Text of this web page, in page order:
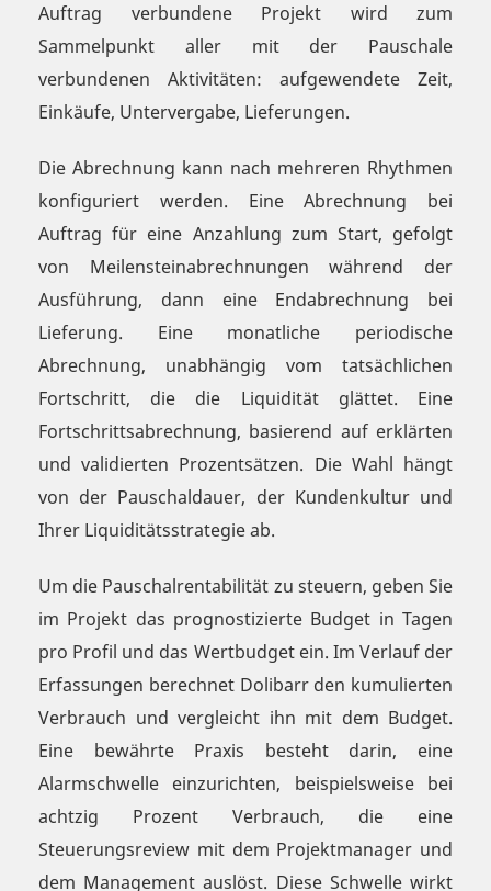
Auftrag verbundene Projekt wird zum
Sammelpunkt aller mit der Pauschale
verbundenen Aktivitäten: aufgewendete Zeit,
Einkäufe, Untervergabe, Lieferungen.
Die Abrechnung kann nach mehreren Rhythmen
konfiguriert werden. Eine Abrechnung bei
Auftrag für eine Anzahlung zum Start, gefolgt
von Meilensteinabrechnungen während der
Ausführung, dann eine Endabrechnung bei
Lieferung. Eine monatliche periodische
Abrechnung, unabhängig vom tatsächlichen
Fortschritt, die die Liquidität glättet. Eine
Fortschrittsabrechnung, basierend auf erklärten
und validierten Prozentsätzen. Die Wahl hängt
von der Pauschaldauer, der Kundenkultur und
Ihrer Liquiditätsstrategie ab.
Um die Pauschalrentabilität zu steuern, geben Sie
im Projekt das prognostizierte Budget in Tagen
pro Profil und das Wertbudget ein. Im Verlauf der
Erfassungen berechnet Dolibarr den kumulierten
Verbrauch und vergleicht ihn mit dem Budget.
Eine bewährte Praxis besteht darin, eine
Alarmschwelle einzurichten, beispielsweise bei
achtzig Prozent Verbrauch, die eine
Steuerungsreview mit dem Projektmanager und
dem Management auslöst. Diese Schwelle wirkt